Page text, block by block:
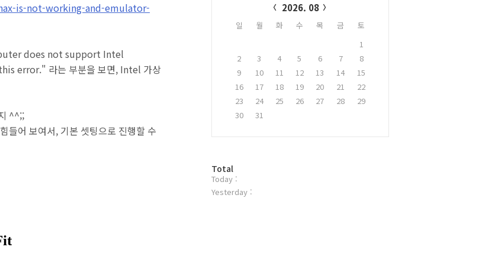
is-not-working-and-emulator-
does not support Intel
error." 라는 부분을 보면, Intel 가상
^^;;
들어 보여서, 기본 셋팅으로 진행할 수
2026. 08
일 월 화 수 목 금
토
1
2
3 4 5 6 7
8
9
10 11 12 13 14
15
16
17 18 19 20 21
22
23
24 25 26 27 28
29
30
31
방
문
자
Total
Today :
Yesterday :